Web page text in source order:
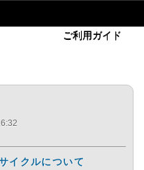
ご利用ガイド
イクルについて